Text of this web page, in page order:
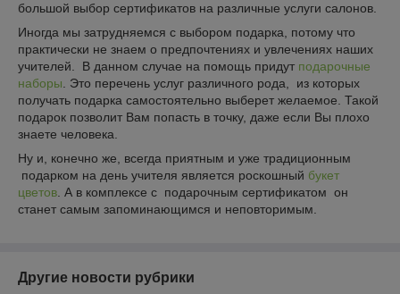
большой выбор сертификатов на различные услуги салонов.
Иногда мы затрудняемся с выбором подарка, потому что
практически не знаем о предпочтениях и увлечениях наших
учителей. В данном случае на помощь придут подарочные
наборы . Это перечень услуг различного рода, из которых
получать подарка самостоятельно выберет желаемое. Такой
подарок позволит Вам попасть в точку, даже если Вы плохо
знаете человека.
Ну и, конечно же, всегда приятным и уже традиционным
подарком на день учителя является роскошный букет
цветов . А в комплексе с подарочным сертификатом он
станет самым запоминающимся и неповторимым.
Другие новости рубрики